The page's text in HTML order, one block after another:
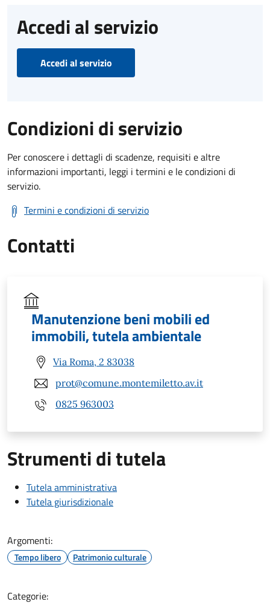
Accedi al servizio
Accedi al servizio
Condizioni di servizio
Per conoscere i dettagli di scadenze, requisiti e altre
informazioni importanti, leggi i termini e le condizioni di
servizio.
Termini e condizioni di servizio
Contatti
Manutenzione beni mobili ed
immobili, tutela ambientale
Via Roma, 2 83038
prot@comune.montemiletto.av.it
0825 963003
Strumenti di tutela
Tutela amministrativa
Tutela giurisdizionale
Argomenti:
Tempo libero Patrimonio culturale
Categorie: